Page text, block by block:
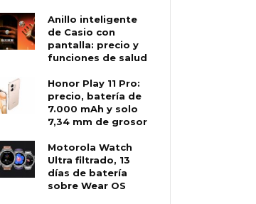
Anillo inteligente
de Casio con
pantalla: precio y
funciones de salud
Honor Play 11 Pro:
precio, batería de
7.000 mAh y solo
7,34 mm de grosor
Motorola Watch
Ultra filtrado, 13
días de batería
sobre Wear OS